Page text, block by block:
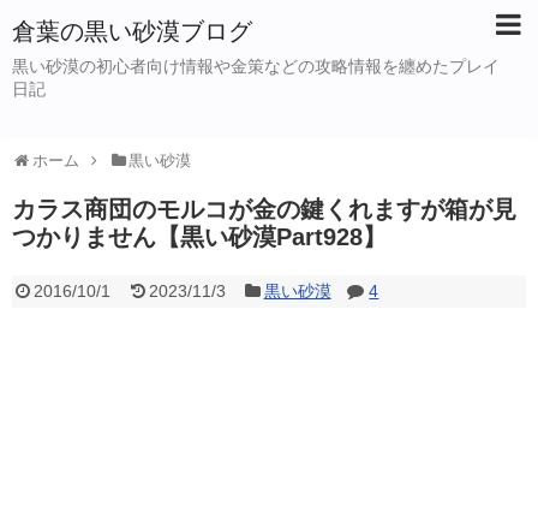
倉葉の黒い砂漠ブログ
黒い砂漠の初心者向け情報や金策などの攻略情報を纏めたプレイ
日記
ホーム 黒い砂漠
カラス商団のモルコが金の鍵くれますが箱が見
つかりません【黒い砂漠Part928】
2016/10/1 2023/11/3 黒い砂漠 4